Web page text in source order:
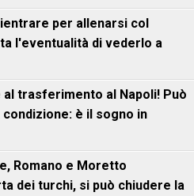
per allenarsi col
l'eventualità di vederlo a
al trasferimento al Napoli! Può
è il sogno in
Romano e Moretto
dei turchi, si può chiudere la